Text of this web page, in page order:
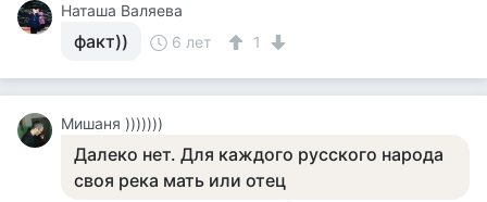
Наташа Валяева
факт)) 6 лет 1
Мишаня )))))))
Далеко нет. Для каждого русского народа
своя река мать или отец